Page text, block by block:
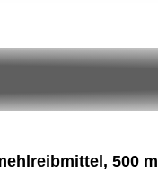
500 ml